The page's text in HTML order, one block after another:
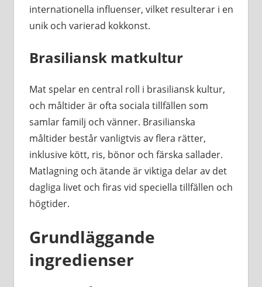
internationella influenser, vilket resulterar i en
unik och varierad kokkonst.
Brasiliansk matkultur
Mat spelar en central roll i brasiliansk kultur,
och måltider är ofta sociala tillfällen som
samlar familj och vänner. Brasilianska
måltider består vanligtvis av flera rätter,
inklusive kött, ris, bönor och färska sallader.
Matlagning och ätande är viktiga delar av det
dagliga livet och firas vid speciella tillfällen och
högtider.
Grundläggande
ingredienser